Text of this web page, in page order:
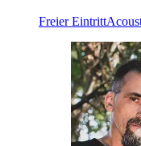
Freier Eintritt